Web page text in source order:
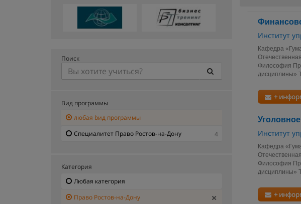
Институт
Кафедра
Философия
дисциплины»
+
Институт
Кафедра
Философия
дисциплины»
+
Поиск
Вид программы
любая bид программы
Специалитет Право Ростов-на-Дону
4
Категория
Любая категория
Право Ростов-на-Дону